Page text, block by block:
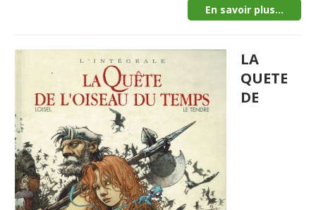
En savoir plus...
LA
QUETE
DE